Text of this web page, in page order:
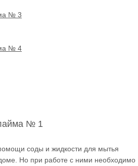
№ 3
№ 4
№ 1
соды и жидкости для мытья
Но при работе с ними необходимо